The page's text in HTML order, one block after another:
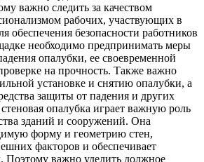
важно следить за качеством
рабочих, участвующих в
обеспечения безопасности работников
необходимо предпринимать меры
опалубки, ее своевременной
на прочность. Также важно
установке и снятию опалубки, а
защиты от падения и других
опалубка играет важную роль
зданий и сооружений. Она
форму и геометрию стен,
факторов и обеспечивает
Поэтому важно уделить должное